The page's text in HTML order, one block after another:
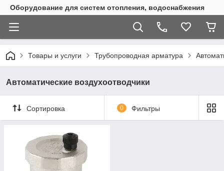
Оборудование для систем отопления, водоснабжения
Товары и услуги Трубопроводная арматура
Автоматические воздухоотводчики
Сортировка 0 Фильтры